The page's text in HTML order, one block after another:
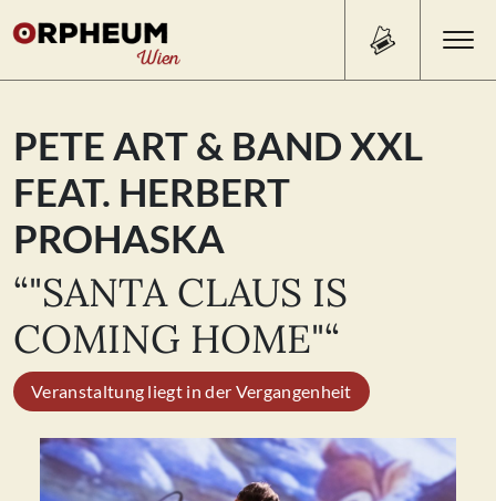
Search
for:
PROGRAMM/TICKETS
BEISL
ÜBER UNS
KONTAKT
PETE ART & BAND XXL
FEAT. HERBERT
PROHASKA
“"SANTA CLAUS IS
COMING HOME"“
Veranstaltung liegt in der Vergangenheit